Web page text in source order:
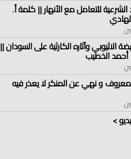
الشرعية للتعامل مع الأنهار || كلمة أ.
الاثيوبي وآثاره الكارثية على السودان ||
أحمد الخطيب
و نهي عن المنكر لا يعذر فيه
>